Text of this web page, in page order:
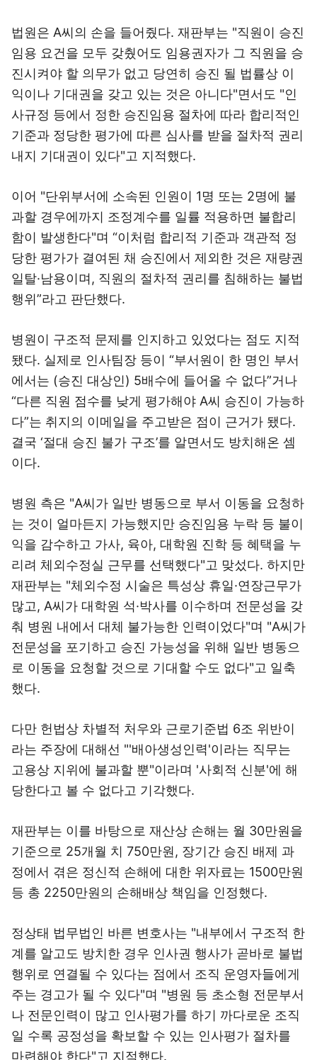
법원은 A씨의 손을 들어줬다. 재판부는 "직원이 승진
임용 요건을 모두 갖췄어도 임용권자가 그 직원을 승
진시켜야 할 의무가 없고 당연히 승진 될 법률상 이
익이나 기대권을 갖고 있는 것은 아니다"면서도 "인
사규정 등에서 정한 승진임용 절차에 따라 합리적인
기준과 정당한 평가에 따른 심사를 받을 절차적 권리
내지 기대권이 있다"고 지적했다.
이어 "단위부서에 소속된 인원이 1명 또는 2명에 불
과할 경우에까지 조정계수를 일률 적용하면 불합리
함이 발생한다"며 “이처럼 합리적 기준과 객관적 정
당한 평가가 결여된 채 승진에서 제외한 것은 재량권
일탈·남용이며, 직원의 절차적 권리를 침해하는 불법
행위”라고 판단했다.
병원이 구조적 문제를 인지하고 있었다는 점도 지적
됐다. 실제로 인사팀장 등이 “부서원이 한 명인 부서
에서는 (승진 대상인) 5배수에 들어올 수 없다”거나
“다른 직원 점수를 낮게 평가해야 A씨 승진이 가능하
다”는 취지의 이메일을 주고받은 점이 근거가 됐다.
결국 ‘절대 승진 불가 구조’를 알면서도 방치해온 셈
이다.
병원 측은 "A씨가 일반 병동으로 부서 이동을 요청하
는 것이 얼마든지 가능했지만 승진임용 누락 등 불이
익을 감수하고 가사, 육아, 대학원 진학 등 혜택을 누
리려 체외수정실 근무를 선택했다"고 맞섰다. 하지만
재판부는 "체외수정 시술은 특성상 휴일·연장근무가
많고, A씨가 대학원 석·박사를 이수하며 전문성을 갖
춰 병원 내에서 대체 불가능한 인력이었다"며 "A씨가
전문성을 포기하고 승진 가능성을 위해 일반 병동으
로 이동을 요청할 것으로 기대할 수도 없다"고 일축
했다.
다만 헌법상 차별적 처우와 근로기준법 6조 위반이
라는 주장에 대해선 "'배아생성인력'이라는 직무는
고용상 지위에 불과할 뿐"이라며 '사회적 신분'에 해
당한다고 볼 수 없다고 기각했다.
재판부는 이를 바탕으로 재산상 손해는 월 30만원을
기준으로 25개월 치 750만원, 장기간 승진 배제 과
정에서 겪은 정신적 손해에 대한 위자료는 1500만원
등 총 2250만원의 손해배상 책임을 인정했다.
정상태 법무법인 바른 변호사는 "내부에서 구조적 한
계를 알고도 방치한 경우 인사권 행사가 곧바로 불법
행위로 연결될 수 있다는 점에서 조직 운영자들에게
주는 경고가 될 수 있다"며 "병원 등 초소형 전문부서
나 전문인력이 많고 인사평가를 하기 까다로운 조직
일 수록 공정성을 확보할 수 있는 인사평가 절차를
마련해야 한다"고 지적했다.